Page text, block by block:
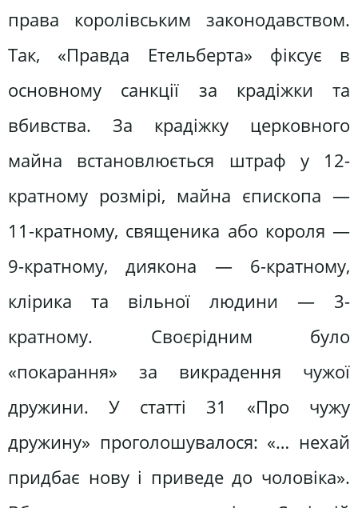
права королівським законодавством.
Так, «Правда Етельберта» фіксує в
основному санкції за крадіжки та
вбивства. За крадіжку церковного
майна встановлюється штраф у 12-
кратному розмірі, майна єпископа —
11-кратному, священика або короля —
9-кратному, диякона — 6-кратному,
клірика та вільної людини — 3-
кратному. Своєрідним було
«покарання» за викрадення чужої
дружини. У статті 31 «Про чужу
дружину» проголошувалося: «… нехай
придбає нову і приведе до чоловіка».